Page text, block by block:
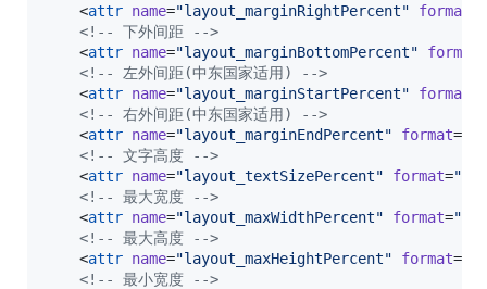
    <
attr name="layout_marginRightPercent" format
<!--
下外间距
-->
    <
attr name="layout_marginBottomPercent" format
<!--
左外间距(中东国家适用)
-->
    <
attr name="layout_marginStartPercent" format
<!--
右外间距(中东国家适用)
-->
    <
attr name="layout_marginEndPercent" format=
<!--
文字高度
-->
    <
attr name="layout_textSizePercent" format="
<!--
最大宽度
-->
    <
attr name="layout_maxWidthPercent" format="
<!--
最大高度
-->
    <
attr name="layout_maxHeightPercent" format=
<!--
最小宽度
-->